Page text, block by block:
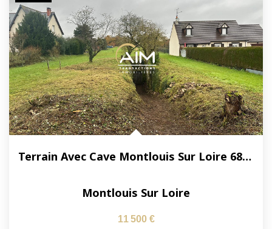
Terrain Avec Cave Montlouis Sur Loire 686m2
Montlouis Sur Loire
11 500 €